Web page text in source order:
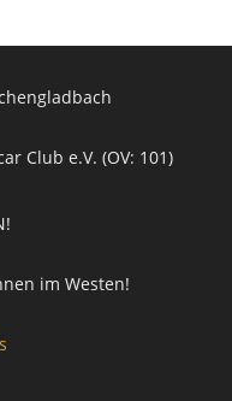
Club e.V. (OV: 101)
im Westen!